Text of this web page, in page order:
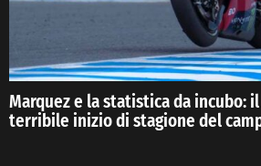
Marquez e la statistica da incubo:
terribile inizio di stagione del